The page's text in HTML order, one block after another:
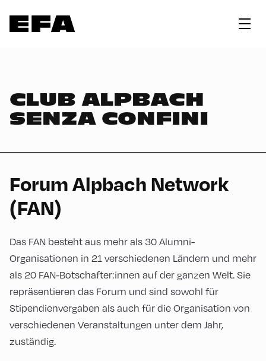
CLUB ALPBACH
SENZA CONFINI
Forum Alpbach Network
(FAN)
Das FAN besteht aus mehr als 30 Alumni-
Organisationen in 21 verschiedenen Ländern und mehr
als 20 FAN-Botschafter:innen auf der ganzen Welt. Sie
repräsentieren das Forum und sind sowohl für
Stipendienvergaben als auch für die Organisation von
verschiedenen Veranstaltungen unter dem Jahr,
zuständig.